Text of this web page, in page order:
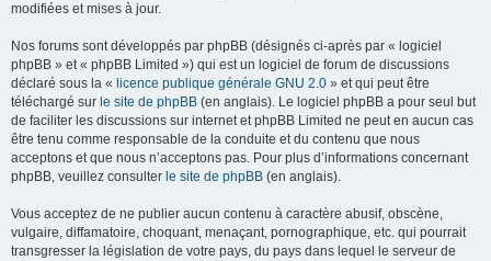
modifiées et mises à jour.
Nos forums sont développés par phpBB (désignés ci-après par « logiciel
phpBB » et « phpBB Limited ») qui est un logiciel de forum de discussions
déclaré sous la « licence publique générale GNU 2.0 » et qui peut être
téléchargé sur le site de phpBB (en anglais). Le logiciel phpBB a pour seul but
de faciliter les discussions sur internet et phpBB Limited ne peut en aucun cas
être tenu comme responsable de la conduite et du contenu que nous
acceptons et que nous n’acceptons pas. Pour plus d’informations concernant
phpBB, veuillez consulter le site de phpBB (en anglais).
Vous acceptez de ne publier aucun contenu à caractère abusif, obscène,
vulgaire, diffamatoire, choquant, menaçant, pornographique, etc. qui pourrait
transgresser la législation de votre pays, du pays dans lequel le serveur de